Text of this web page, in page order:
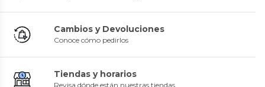
Cambios y Devoluciones
Conoce cómo pedirlos
Tiendas y horarios
Revisa dónde están nuestras tiendas